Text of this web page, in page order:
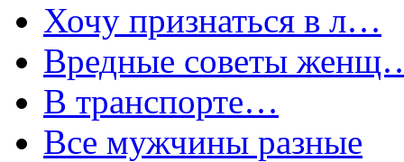
Хочу признаться в л…
Вредные советы
В транспорте…
Все мужчины разные